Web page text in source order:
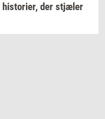
hi­sto­ri­er, der stjæ­ler